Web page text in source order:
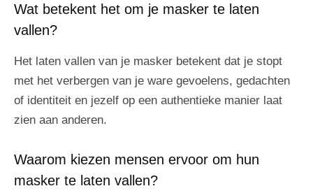
Wat betekent het om je masker te laten
vallen?
Het laten vallen van je masker betekent dat je stopt
met het verbergen van je ware gevoelens, gedachten
of identiteit en jezelf op een authentieke manier laat
zien aan anderen.
Waarom kiezen mensen ervoor om hun
masker te laten vallen?